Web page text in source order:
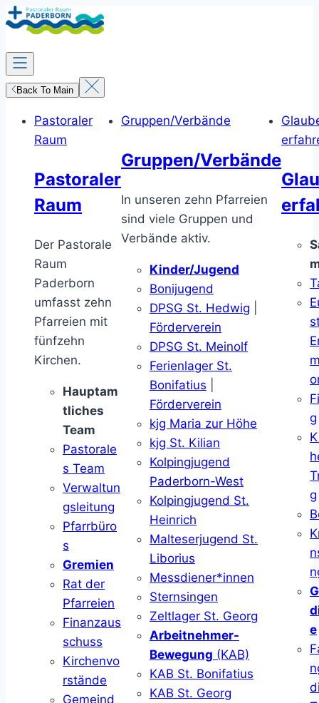
Zum
Inhalt
springen
Back To Main
Pastoraler
Raum
Pastoraler
Raum
Der Pastorale
Raum
Paderborn
umfasst zehn
Pfarreien mit
fünfzehn
Kirchen.
Hauptam
tliches
Team
Pastorale
s Team
Verwaltun
gsleitung
Pfarrbüro
s
Gremien
Rat der
Pfarreien
Finanzaus
schuss
Kirchenvo
rstände
Gemeind
Gruppen/Verbände
Gruppen/Verbände
In unseren zehn Pfarreien
sind viele Gruppen und
Verbände aktiv.
Kinder/Jugend
Bonijugend
DPSG St. Hedwig
Förderverein
DPSG St. Meinolf
Ferienlager St.
Bonifatius
Förderverein
kjg Maria zur Höhe
kjg St. Kilian
Kolpingjugend
Paderborn-West
Kolpingjugend St.
Heinrich
Malteserjugend St.
Liborius
Messdiener*innen
Sternsingen
Zeltlager St. Georg
Arbeitnehmer-
Bewegung (KAB)
KAB St. Bonifatius
KAB St. Georg
g
g
e